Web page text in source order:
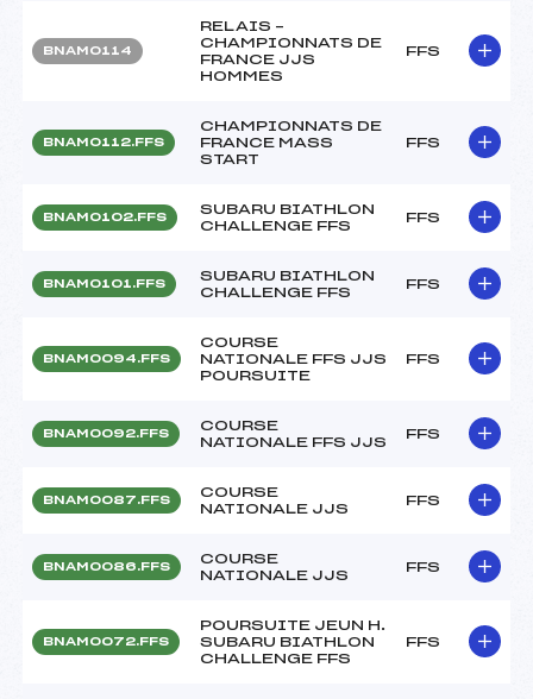
BNAM0114
RELAIS –
CHAMPIONNATS DE
FRANCE JJS
HOMMES
FFS
BNAM0112.FFS
CHAMPIONNATS DE
FRANCE MASS
START
FFS
BNAM0102.FFS
SUBARU BIATHLON
CHALLENGE FFS
FFS
BNAM0101.FFS
SUBARU BIATHLON
CHALLENGE FFS
FFS
BNAM0094.FFS
COURSE
NATIONALE FFS JJS
POURSUITE
FFS
BNAM0092.FFS
COURSE
NATIONALE FFS JJS
FFS
BNAM0087.FFS
COURSE
NATIONALE JJS
FFS
BNAM0086.FFS
COURSE
NATIONALE JJS
FFS
BNAM0072.FFS
POURSUITE JEUN H.
SUBARU BIATHLON
CHALLENGE FFS
FFS